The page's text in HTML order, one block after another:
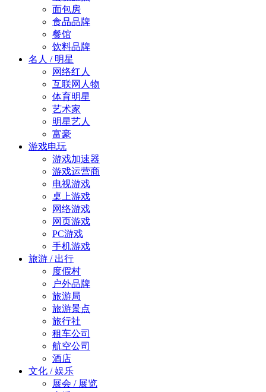
面包房
食品品牌
餐馆
饮料品牌
名人 / 明星
网络红人
互联网人物
体育明星
艺术家
明星艺人
富豪
游戏电玩
游戏加速器
游戏运营商
电视游戏
桌上游戏
网络游戏
网页游戏
PC游戏
手机游戏
旅游 / 出行
度假村
户外品牌
旅游局
旅游景点
旅行社
租车公司
航空公司
酒店
文化 / 娱乐
展会 / 展览